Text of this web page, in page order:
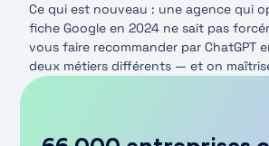
Ce qui est nouveau : une agence qui
fiche Google en 2024 ne sait pas
vous faire recommander par ChatGPT
deux métiers différents — et on